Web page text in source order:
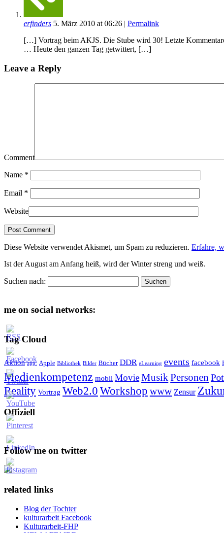
erfinders 5. März 2010 at 06:26 | Permalink
[…] Vortrag beim AKJS. Die Stube wird 30! Letzte
… Heute den ganzen Tag getwittert, […]
Leave a Reply
Comment
Name *
Email *
Website
Diese Website verwendet Akismet, um Spam zu reduzieren. Erfahre,
Ist der August am Anfang heiß, wird der Winter streng und weiß.
Suchen nach:
me on social networks:
Tag Cloud
Aktion app. Apple Bibliothek Bilder Bücher DDR eLearning events facebook
Medienkompetenz mobil MovieMusik Personen
Reality Vortrag Web2.0 Workshop www Zensur
Offiziell
Follow me on twitter
related links
Blog der Tochter
kulturarbeit Facebook
Kulturarbeit-FHP